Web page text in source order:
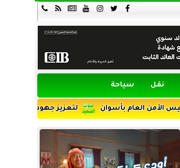







نقل سياحة
لتعزيز جهود التنمية ومواجهة الأمية..